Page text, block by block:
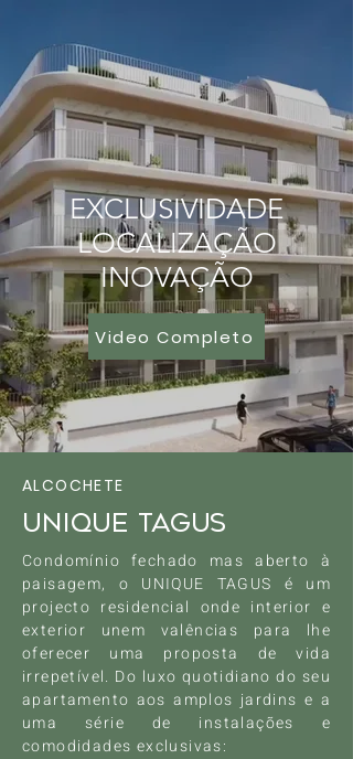
EXCLUSIVIDADE
LOCALIZAÇÃO
INOVAÇÃO
Video Completo
ALCOCHETE
UNIQUE TAGUS
Condomínio fechado mas aberto à
paisagem, o UNIQUE TAGUS é um
projecto residencial onde interior e
exterior unem valências para lhe
oferecer uma proposta de vida
irrepetível. Do luxo quotidiano do seu
apartamento aos amplos jardins e a
uma série de instalações e
comodidades exclusivas: